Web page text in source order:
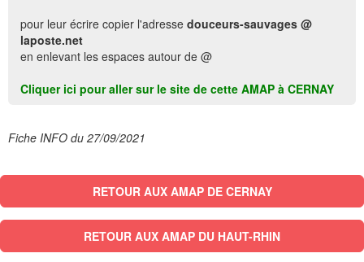
pour leur écrire copier l'adresse douceurs-sauvages @
laposte.net
en enlevant les espaces autour de @
Cliquer ici pour aller sur le site de cette AMAP à CERNAY
Fiche INFO du 27/09/2021
RETOUR AUX AMAP DE CERNAY
RETOUR AUX AMAP DU HAUT-RHIN